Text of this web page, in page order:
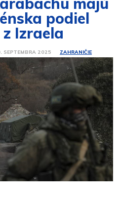
podiel
Izraela
SEPTEMBRA 2025 ZAHRANIČIE